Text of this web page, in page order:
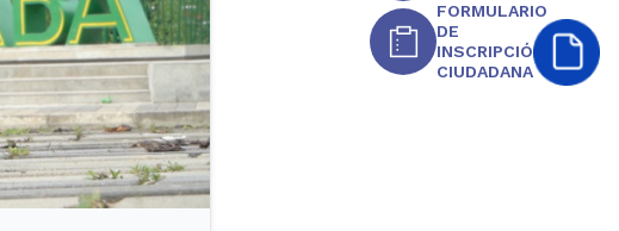
FORMULARIO
DE
INSCRIPCIÓN
CIUDADANA